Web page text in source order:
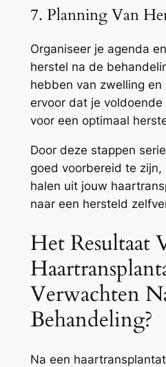
7. Planning Van
Organiseer je agenda
herstel na de
hebben van zwelling
ervoor dat je
voor een optimaal
Door deze stappen
goed voorbereid te zijn,
halen uit jouw
naar een hersteld
Het Resultaat
Verwachten
Behandeling?
Na een